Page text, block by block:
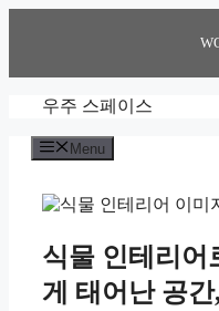
우주 스페이스
Menu
식물 인테리어
게 태어난 공간